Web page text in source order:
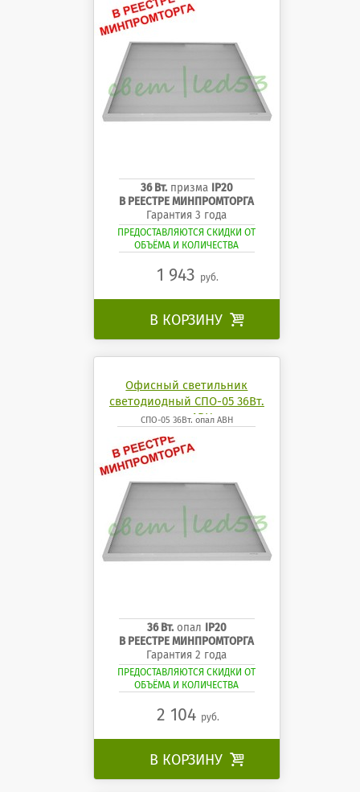
36 Вт.призма IP20
В РЕЕСТРЕ МИНПРОМТОРГА
Гарантия 3 года
ПРЕДОСТАВЛЯЮТСЯ СКИДКИ ОТ
ОБЪЁМА И КОЛИЧЕСТВА
1 943 руб.
В КОРЗИНУ 
Офисный светильник
светодиодный СПО-05 36Вт.
опал АВН
СПО-05 36Вт. опал АВН
36 Вт.опал IP20
В РЕЕСТРЕ МИНПРОМТОРГА
Гарантия 2 года
ПРЕДОСТАВЛЯЮТСЯ СКИДКИ ОТ
ОБЪЁМА И КОЛИЧЕСТВА
2 104 руб.
В КОРЗИНУ 